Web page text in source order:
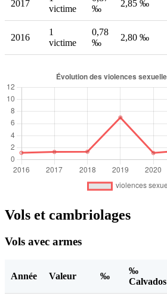
2017
victime
‰
2,85 ‰
2016
1
victime
0,78
‰
2,80 ‰
Vols et cambriolages
Vols avec armes
Année Valeur ‰
‰
Calvados